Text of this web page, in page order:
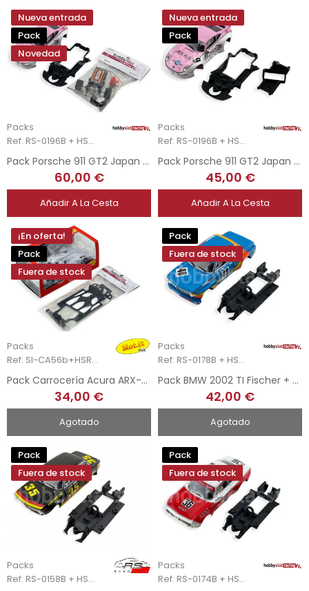
Nueva entrada
Pack
Novedad
Packs
Ref: RS-0196B + HSR-2205
Pack Porsche 911 GT2 Japan + Chasis 3DP + Upgrade Kit Mecánica Completa
60,00 €
Añadir A La Cesta
Nueva entrada
Pack
Packs
Ref: RS-0196B + HSR-2113
Pack Porsche 911 GT2 Japan + Chasis 3DP + Soporte Motor AW 3DP
45,00 €
Añadir A La Cesta
¡En oferta!
Pack
Fuera de stock
Packs
Ref: SI-CA56b+HSR-2362.RT4
Pack Carrocería Acura ARX-05 + Chasis 3DP HSR RT4
34,00 €
Agotado
Pack
Fuera de stock
Packs
Ref: RS-0178B + HSR-2302
Pack BMW 2002 TI Fischer + Chasis 3DP HSR
42,00 €
Agotado
Pack
Fuera de stock
Packs
Ref: RS-0158B + HSR-2302
Pack
Fuera de stock
Packs
Ref: RS-0174B + HSR-2303